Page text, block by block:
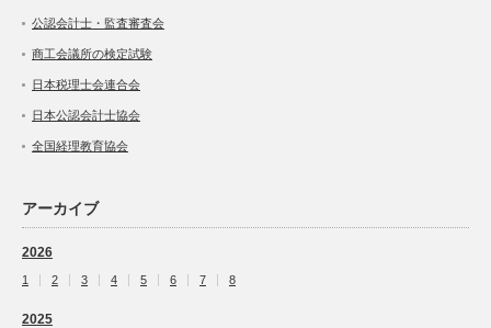
公認会計士・監査審査会
商工会議所の検定試験
日本税理士会連合会
日本公認会計士協会
全国経理教育協会
アーカイブ
2026
1 2 3 4 5 6 7 8
2025